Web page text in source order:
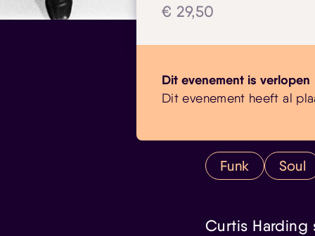
€ 29,50
Dit evenement is verlopen
Dit evenement heeft al
Funk Soul
Curtis